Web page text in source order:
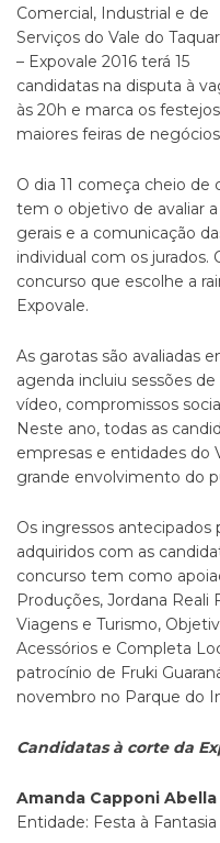
Comercial, Industrial e de
Serviços do Vale do
– Expovale 2016 terá 15
candidatas na disputa à
às 20h e marca os
maiores feiras de
O dia 11 começa cheio
tem o objetivo de avaliar
gerais e a comunicação
individual com os jurados.
concurso que escolhe a
Expovale.
As garotas são avaliadas
agenda incluiu sessões
vídeo, compromissos
Neste ano, todas as
empresas e entidades do
grande envolvimento do
Os ingressos
adquiridos com as
concurso tem como
Produções, Jordana Reali
Viagens e Turismo,
Acessórios e Completa
patrocínio de Fruki
novembro no Parque do
Candidatas à corte da
Amanda Capponi Abella
Entidade: Festa à Fantasia